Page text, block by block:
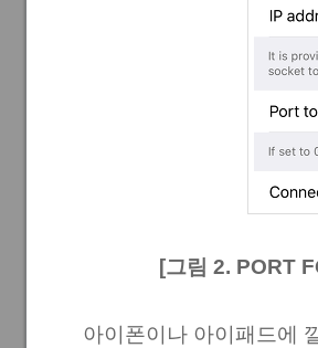
[그림 2. PORT
아이폰이나 아이패드에